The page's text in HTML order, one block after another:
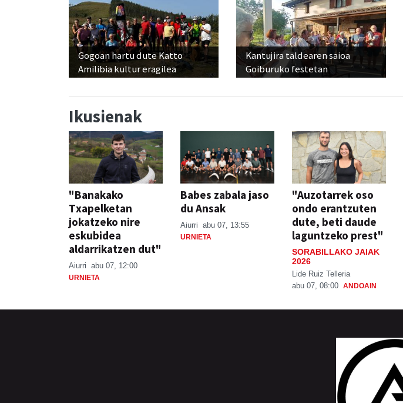
Gogoan hartu dute Katto
Amilibia kultur eragilea
Kantujira taldearen saioa
Goiburuko festetan
Ikusienak
"Banakako
Txapelketan
jokatzeko nire
eskubidea
aldarrikatzen dut"
Aiurri abu 07, 12:00
URNIETA
Babes zabala jaso
du Ansak
Aiurri abu 07, 13:55
URNIETA
"Auzotarrek oso
ondo erantzuten
dute, beti daude
laguntzeko prest"
SORABILLAKO JAIAK
2026
Lide Ruiz Telleria
abu 07, 08:00 ANDOAIN